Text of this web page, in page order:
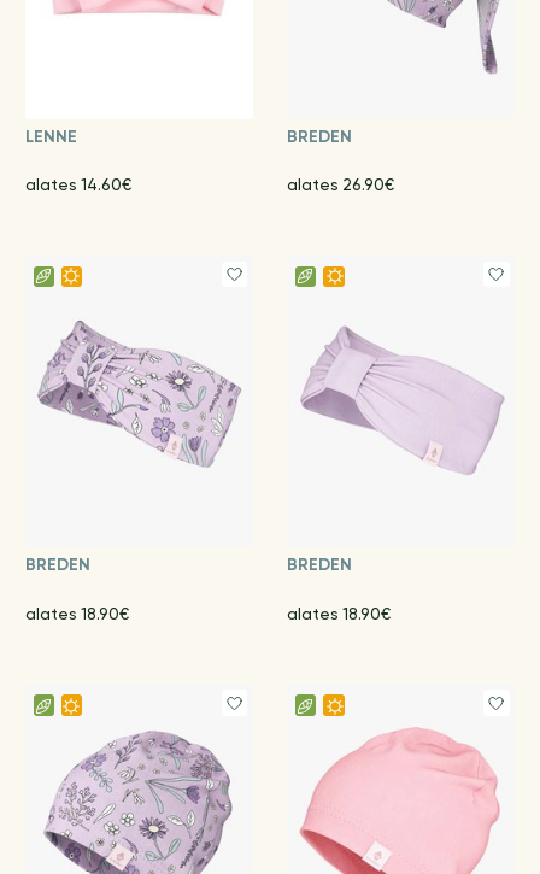
LENNE
alates 14.60€
BREDEN
alates 26.90€
BREDEN
alates 18.90€
BREDEN
alates 18.90€